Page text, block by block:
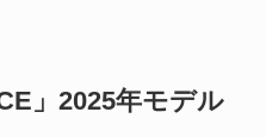
」2025年モデル